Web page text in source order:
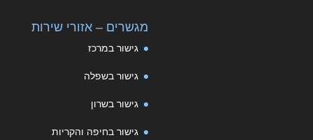
מגשרים – אזורי שירות
גישור במרכז
גישור בשפלה
גישור בשרון
גישור בחיפה והקריות